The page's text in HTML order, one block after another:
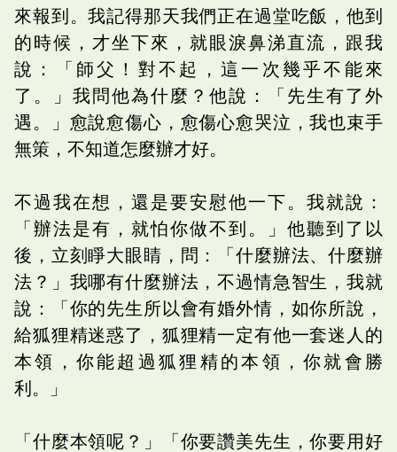
來報到。我記得那天我們正在過堂吃飯，他到
的時候，才坐下來，就眼淚鼻涕直流，跟我
說：「師父！對不起，這一次幾乎不能來
了。」我問他為什麼？他說：「先生有了外
遇。」愈說愈傷心，愈傷心愈哭泣，我也束手
無策，不知道怎麼辦才好。
不過我在想，還是要安慰他一下。我就說：
「辦法是有，就怕你做不到。」他聽到了以
後，立刻睜大眼睛，問：「什麼辦法、什麼辦
法？」我哪有什麼辦法，不過情急智生，我就
說：「你的先生所以會有婚外情，如你所說，
給狐狸精迷惑了，狐狸精一定有他一套迷人的
本領，你能超過狐狸精的本領，你就會勝
利。」
「什麼本領呢？」「你要讚美先生，你要用好